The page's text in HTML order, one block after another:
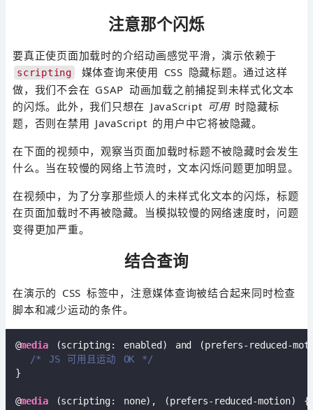
注意那个闪烁
要真正使页面加载时的介绍动画感觉平滑，演示依赖于
scripting
媒体查询来使用 CSS 隐藏标题。通过这样
做，我们不会在 GSAP 动画加载之前捕捉到未样式化文本
的闪烁。此外，我们只想在 JavaScript 可用时隐藏标
题，否则在禁用 JavaScript 的用户中它将被隐藏。
在下面的视频中，观察当页面加载时标题不被隐藏时会发生
什么。当在较慢的网络上节流时，文本闪烁问题更加明显。
在视频中，为了分享那些烦人的未样式化文本的闪烁，标题
在页面加载时不再被隐藏。当模拟较慢的网络速度时，问题
变得更加严重。
结合查询
在演示的 CSS 标签中，注意媒体查询被结合起来同时检查
脚本和减少运动的条件。
@media (scripting: enabled) and (prefers-reduced-
/* JS 可用且运动 OK */
}
@media (scripting: none), (prefers-reduced-motion) {